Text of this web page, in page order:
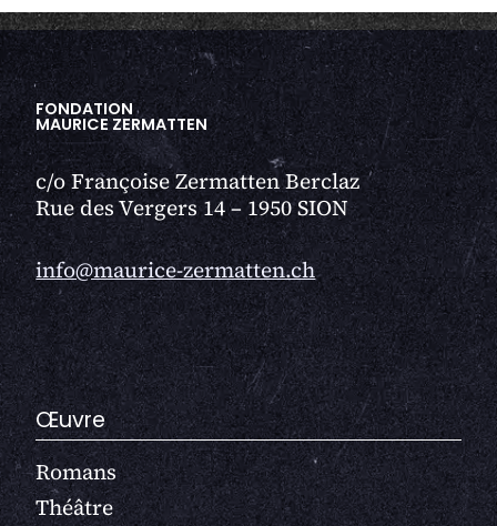
FONDATION
MAURICE ZERMATTEN
c/o Françoise Zermatten Berclaz
Rue des Vergers 14 – 1950 SION
info@maurice-zermatten.ch
Œuvre
Romans
Théâtre